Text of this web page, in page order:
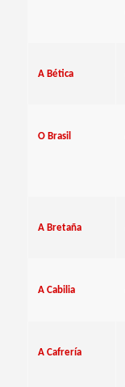
A Bética
O Brasil
A Bretaña
A Cabilia
A Cafrería